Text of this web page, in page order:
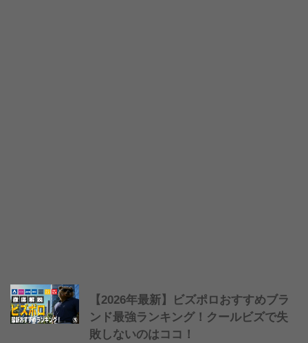
【2026年最新】ビズポロおすすめブラ
ンド最強ランキング！クールビズで失
敗しないのはココ！